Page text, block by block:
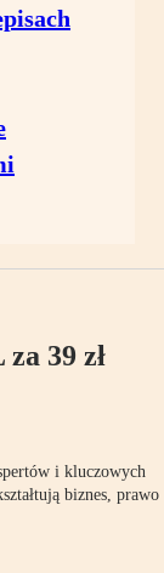
39 zł
i kluczowych
biznes, prawo